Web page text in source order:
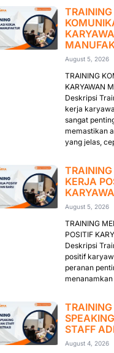
TRAINING
August 5, 2026
TRAINING
KARYAWAN
Deskripsi
kerja
sangat
memastikan
yang jelas,
KERJA
August 5, 2026
TRAINING
POSITIF
Deskripsi
positif
peranan
STAFF
August 4, 2026